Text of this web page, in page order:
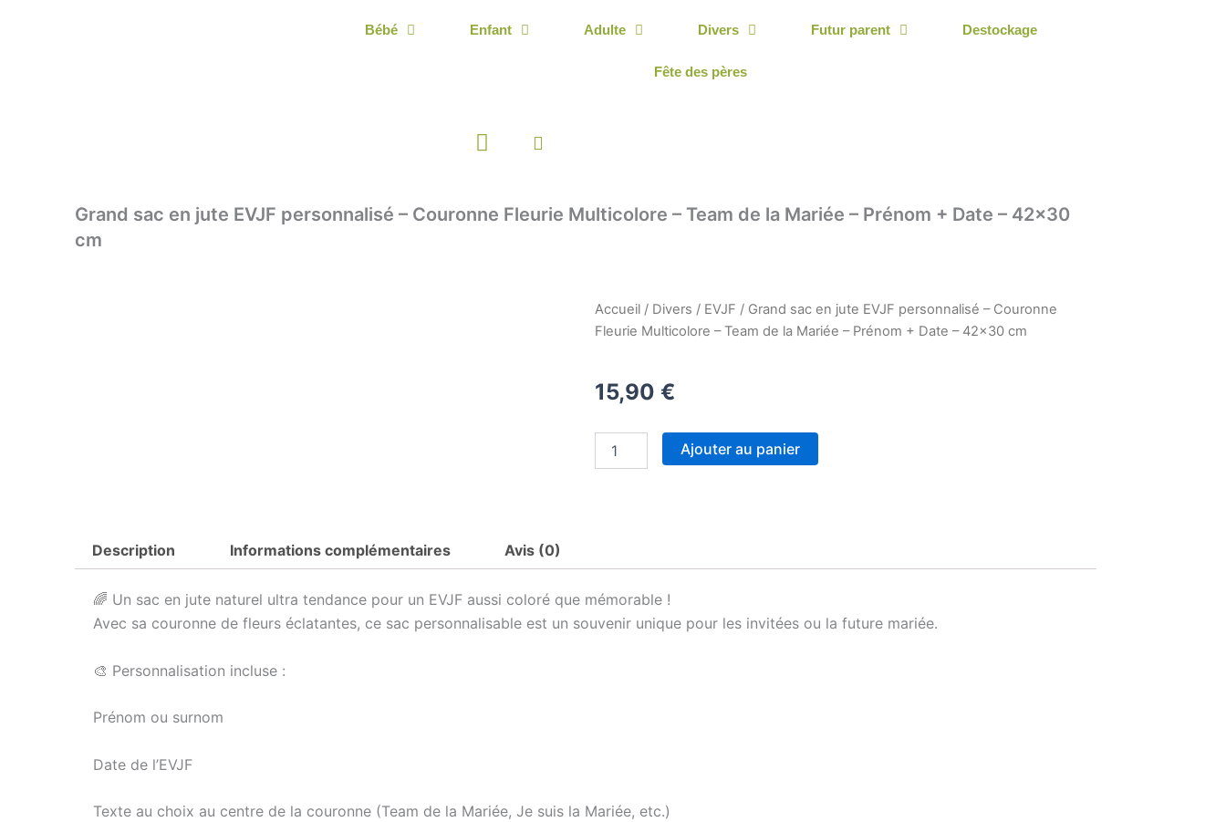
Bébé Enfant Adulte Divers Futur parent Destockage
Fête des pères
Panier
Grand sac en jute EVJF personnalisé – Couronne Fleurie Multicolore – Team de la Mariée – Prénom + Date – 42×30
cm
Accueil / Divers / EVJF / Grand sac en jute EVJF personnalisé – Couronne
Fleurie Multicolore – Team de la Mariée – Prénom + Date – 42×30 cm
15,90 €
personnalisé
Couronne
Fleurie
Date
Ajouter au panier
Description Informations complémentaires Avis (0)
🌈 Un sac en jute naturel ultra tendance pour un EVJF aussi coloré que mémorable !
Avec sa couronne de fleurs éclatantes, ce sac personnalisable est un souvenir unique pour les invitées ou la future mariée.
🎨 Personnalisation incluse :
Prénom ou surnom
Date de l’EVJF
Texte au choix au centre de la couronne (Team de la Mariée, Je suis la Mariée, etc.)